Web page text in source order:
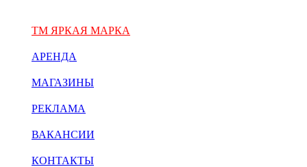
ТМ ЯРКАЯ МАРКА
АРЕНДА
МАГАЗИНЫ
РЕКЛАМА
ВАКАНСИИ
КОНТАКТЫ